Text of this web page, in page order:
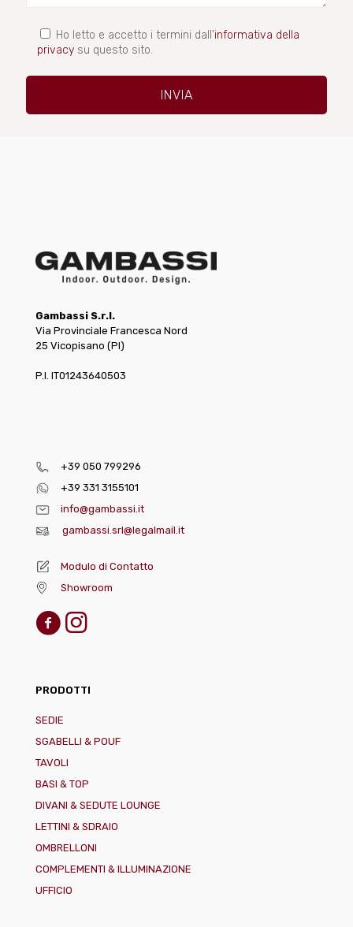
Ho letto e accetto i termini dall'informativa della
privacy su questo sito.
Gambassi S.r.l.
Via Provinciale Francesca Nord
25 Vicopisano (PI)
P.I. IT01243640503
+39 050 799296
+39 331 3155101
info@gambassi.it
gambassi.srl@legalmail.it
Modulo di Contatto
Showroom
PRODOTTI
SEDIE
SGABELLI & POUF
TAVOLI
BASI & TOP
DIVANI & SEDUTE LOUNGE
LETTINI & SDRAIO
OMBRELLONI
COMPLEMENTI & ILLUMINAZIONE
UFFICIO